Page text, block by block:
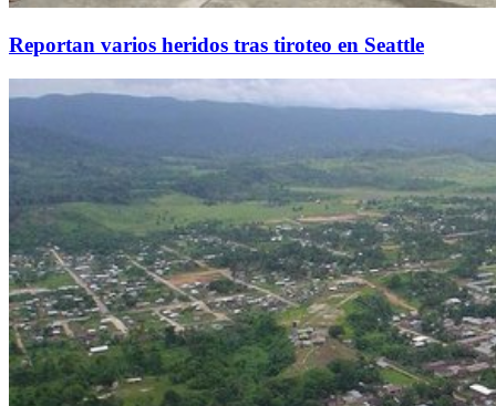
Reportan varios heridos tras tiroteo en Seattle